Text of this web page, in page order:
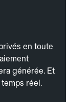
en toute
générée. Et
réel.